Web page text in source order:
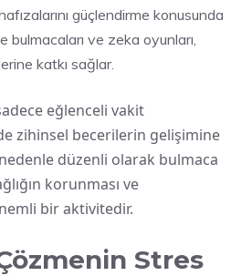
güçlendirme konusunda
bulmacaları ve zeka oyunları,
katkı sağlar.
eğlenceli vakit
zihinsel becerilerin gelişimine
düzenli olarak bulmaca
korunması ve
bir aktivitedir.
Stres